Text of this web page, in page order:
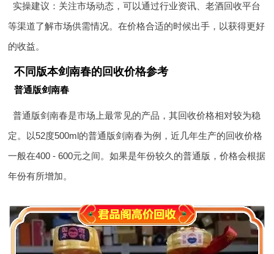
实操建议：关注市场动态，可以通过行业资讯、老酒回收平台
等渠道了解市场供需情况。在价格合适的时候出手，以获得更好
的收益。
不同版本剑南春的回收价格参考
普通版剑南春
普通版剑南春是市场上最常见的产品，其回收价格相对较为稳
定。以52度500ml的普通版剑南春为例，近几年生产的回收价格
一般在400 - 600元之间。如果是年份较久的普通版，价格会根据
年份有所增加。